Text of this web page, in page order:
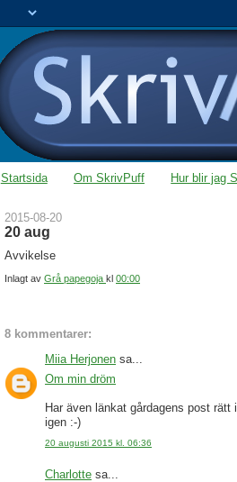
Startsida Om SkrivPuff Hur blir jag
2015-08-20
20 aug
Avvikelse
Inlagt av Grå papegoja kl 00:00
8 kommentarer:
Miia Herjonen sa...
Om min dröm
Har även länkat gårdagens post
igen :-)
20 augusti 2015 kl. 06:36
Charlotte sa...